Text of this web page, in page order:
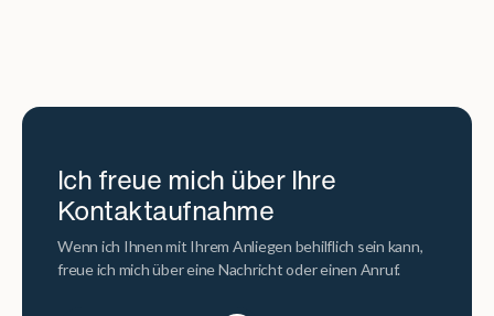
Ich freue mich über Ihre
Kontaktaufnahme
Wenn ich Ihnen mit Ihrem Anliegen behilflich sein kann,
freue ich mich über eine Nachricht oder einen Anruf.